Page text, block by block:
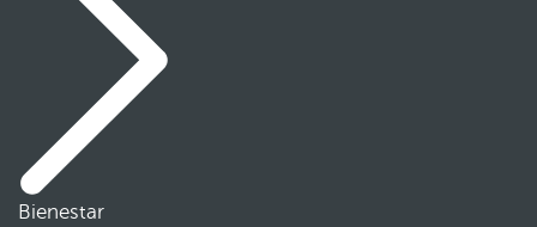
Bienestar